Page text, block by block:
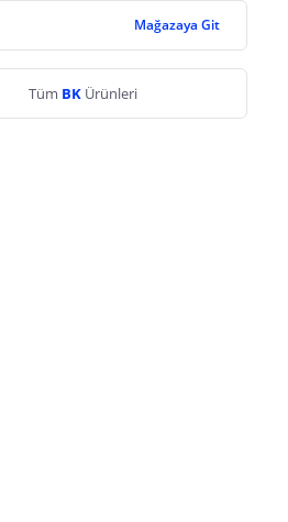
Mağazaya Git
Tüm BK Ürünleri